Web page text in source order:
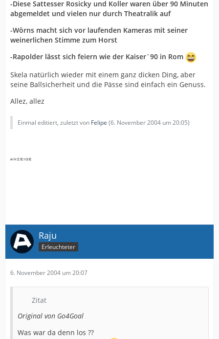
-Diese Sattesser Rosicky und Koller waren über 90 Minuten
abgemeldet und vielen nur durch Theatralik auf
-Wörns macht sich vor laufenden Kameras mit seiner
weinerlichen Stimme zum Horst
-Rapolder lässt sich feiern wie der Kaiser´90 in Rom
Skela natürlich wieder mit einem ganz dicken Ding, aber
seine Ballsicherheit und die Pässe sind einfach ein Genuss.
Allez, allez
Einmal editiert, zuletzt von Felipe (6. November 2004 um 20:05)
Raju
Erleuchteter
6. November 2004 um 20:07
Zitat
Original von Go4Goal
Was war da denn los ??